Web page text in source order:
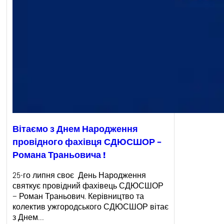
Вітаємо з Днем Народження
провідного фахівця СДЮСШОР –
Романа Траньовича !
25-го липня своє День Народження
святкує провідний фахівець СДЮСШОР
– Роман Траньович. Керівництво та
колектив ужгородського СДЮСШОР вітає
з Днем…